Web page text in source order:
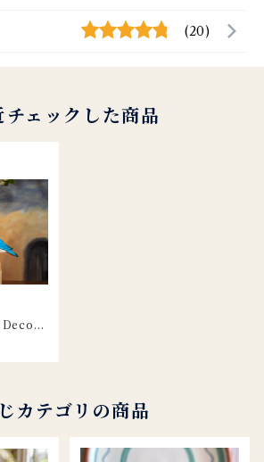
(20)
チェックした商品
DecoBi
/ ムジ
Blue
カテゴリの商品